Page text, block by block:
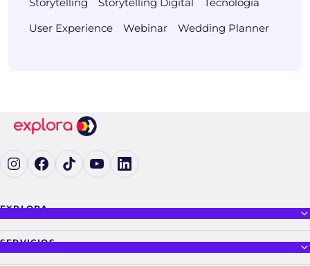
User Experience
Webinar Wedding Planner
Ig (se abre en una pestaña nueva)
Fb (se abre en una pestaña nueva)
tK (se abre en una pestaña nueva)
yT (se abre en una pestaña nueva)
in (se abre en una pestaña nueva)
EXPLORA
SERVICIOS